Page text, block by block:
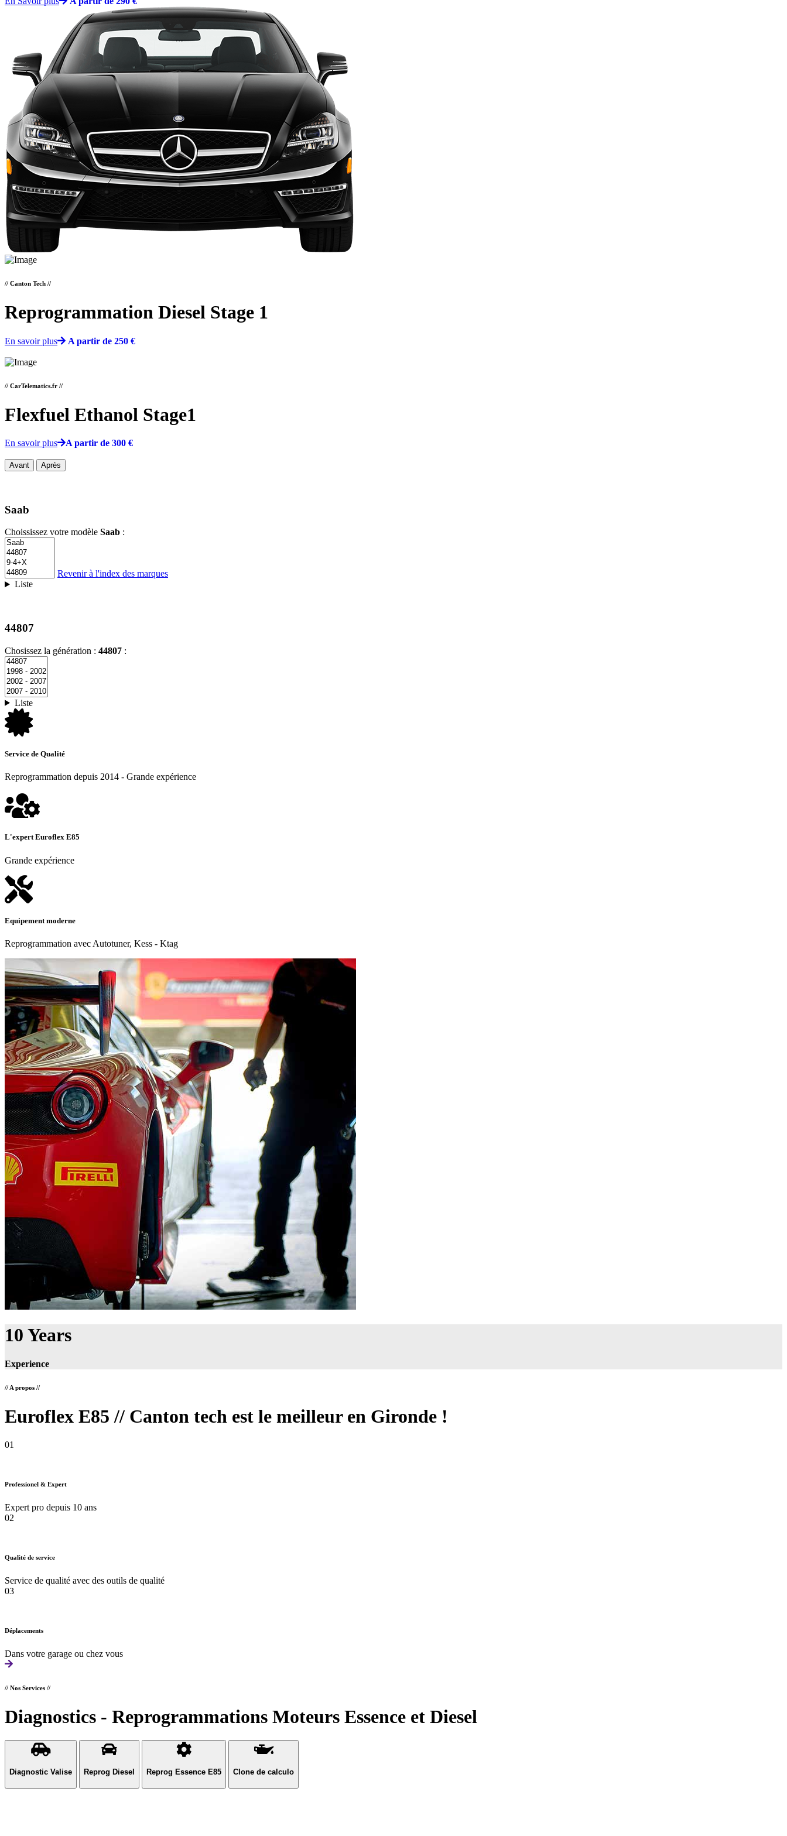
// Canton Tech //
Reprogrammation Diesel Stage 1
En savoir plus A partir de 250 €
// CarTelematics.fr //
Flexfuel Ethanol Stage1
En savoir plus A partir de 300 €
Avant Après
Saab
Choississez votre modèle Saab :
Revenir à l'index des marques
Liste
44807
Chosissez la génération : 44807 :
Liste
Service de Qualité
Reprogrammation depuis 2014 - Grande expérience
L'expert Euroflex E85
Grande expérience
Equipement moderne
Reprogrammation avec Autotuner, Kess - Ktag
10 Years
Experience
// A propos //
Euroflex E85 // Canton tech est le meilleur en Gironde !
01
Professionel & Expert
Expert pro depuis 10 ans
02
Qualité de service
Service de qualité avec des outils de qualité
03
Déplacements
Dans votre garage ou chez vous
// Nos Services //
Diagnostics - Reprogrammations Moteurs Essence et Diesel
Diagnostic Valise Reprog Diesel Reprog Essence E85 Clone de calculo